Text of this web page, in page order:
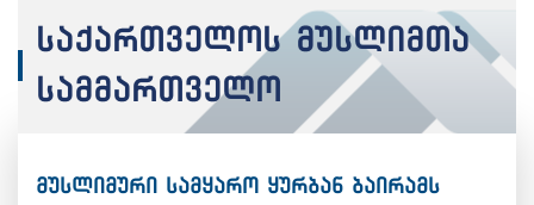
საქართველოს მუსლიმთა
სამმართველო
მუსლიმური სამყარო ყურბან ბაირამს